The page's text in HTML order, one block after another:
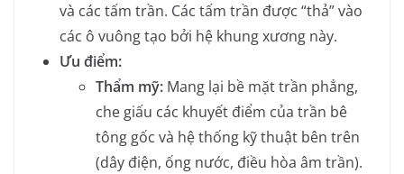
và các tấm trần. Các tấm trần được “thả” vào
các ô vuông tạo bởi hệ khung xương này.
Ưu điểm:
Thẩm mỹ: Mang lại bề mặt trần phẳng,
che giấu các khuyết điểm của trần bê
tông gốc và hệ thống kỹ thuật bên trên
(dây điện, ống nước, điều hòa âm trần).